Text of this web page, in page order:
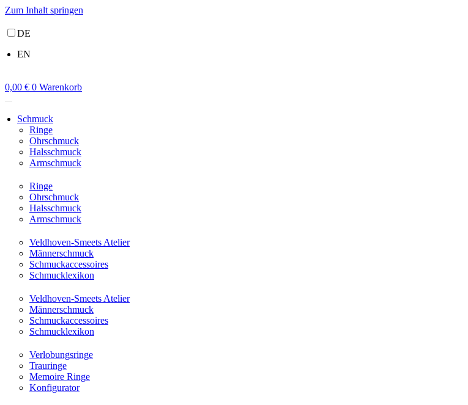
Zum Inhalt springen
DE
EN
0,00 € 0 Warenkorb
Schmuck
Ringe
Ohrschmuck
Halsschmuck
Armschmuck
Ringe
Ohrschmuck
Halsschmuck
Armschmuck
Veldhoven-Smeets Atelier
Männerschmuck
Schmuckaccessoires
Schmucklexikon
Veldhoven-Smeets Atelier
Männerschmuck
Schmuckaccessoires
Schmucklexikon
Verlobungsringe
Trauringe
Memoire Ringe
Konfigurator